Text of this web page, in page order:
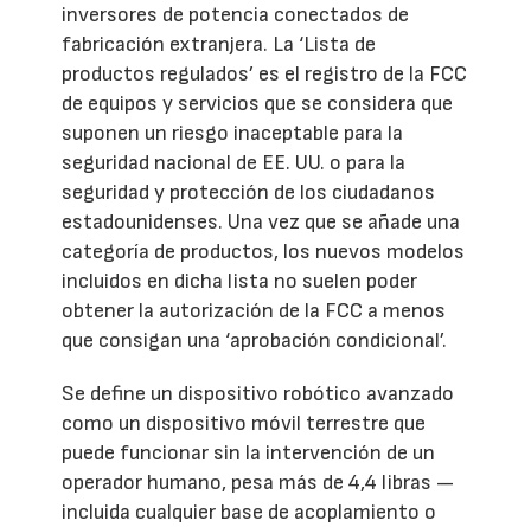
inversores de potencia conectados de
fabricación extranjera. La ‘Lista de
productos regulados’ es el registro de la FCC
de equipos y servicios que se considera que
suponen un riesgo inaceptable para la
seguridad nacional de EE. UU. o para la
seguridad y protección de los ciudadanos
estadounidenses. Una vez que se añade una
categoría de productos, los nuevos modelos
incluidos en dicha lista no suelen poder
obtener la autorización de la FCC a menos
que consigan una ‘aprobación condicional’.
Se define un dispositivo robótico avanzado
como un dispositivo móvil terrestre que
puede funcionar sin la intervención de un
operador humano, pesa más de 4,4 libras —
incluida cualquier base de acoplamiento o